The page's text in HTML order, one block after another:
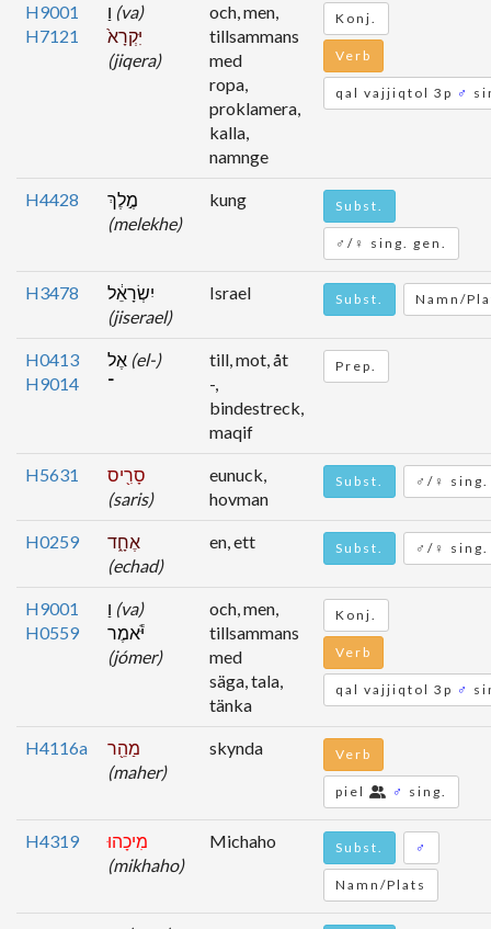
H9001
H7121
(va)
יִּקְרָא֙
(jiqera)
och, men,
tillsammans
med
ropa,
proklamera,
kalla,
namnge
Konj.
Verb
qal vajjiqtol 3p ♂
H4428
מֶ֣לֶךְ
(melekhe)
kung Subst.
♂/♀ sing. gen.
H3478
יִשְׂרָאֵ֔ל
(jiserael)
Israel Subst. Namn/
H0413
H9014
(el-)
־
till, mot, åt
-,
bindestreck,
maqif
Prep.
H5631
סָרִ֖יס
(saris)
eunuck,
hovman
Subst. ♂/♀ sing.
H0259
אֶחָ֑ד
(echad)
en, ett Subst. ♂/♀ sing.
H9001
H0559
(va)
יֹּ֕אמֶר
(jómer)
och, men,
tillsammans
med
säga, tala,
tänka
Konj.
Verb
qal vajjiqtol 3p ♂
H4116a
מַהֵ֖ר
(maher)
skynda Verb
piel ♂ sing.
H4319
מִיכָהוּ
(mikhaho)
Michaho Subst. ♂
Namn/Plats